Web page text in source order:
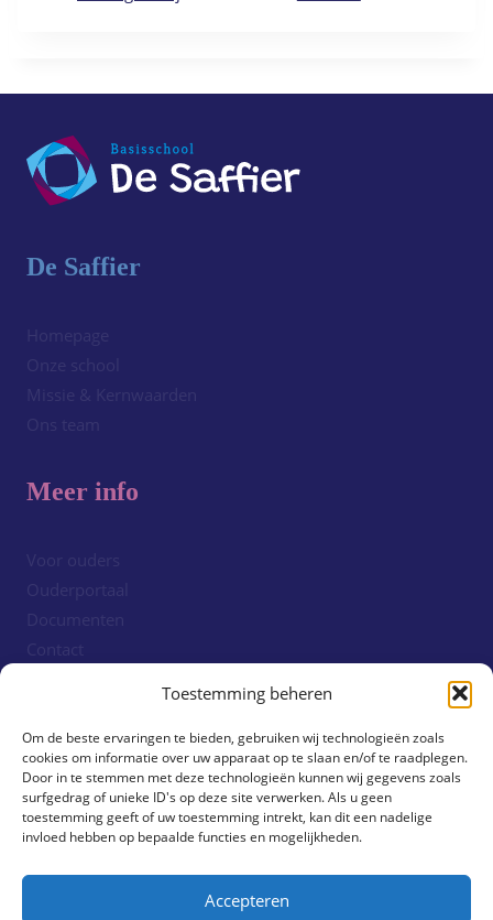
Toestemming beheren
Om de beste ervaringen te bieden, gebruiken wij technologieën zoals
cookies om informatie over uw apparaat op te slaan en/of te raadplegen.
Door in te stemmen met deze technologieën kunnen wij gegevens zoals
surfgedrag of unieke ID's op deze site verwerken. Als u geen
toestemming geeft of uw toestemming intrekt, kan dit een nadelige
invloed hebben op bepaalde functies en mogelijkheden.
Accepteren
De Saffier
Homepage
Onze school
Missie & Kernwaarden
Meer info
Voor ouders
Ouderportaal
Documenten
Contact
Volg ons!